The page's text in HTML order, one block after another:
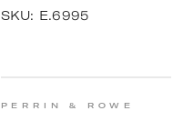
SKU: E.6995
PERRIN & ROWE